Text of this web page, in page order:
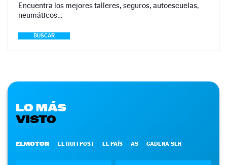
Encuentra los mejores talleres, seguros, autoescuelas,
neumáticos…
BUSCAR
LO MÁS
VISTO
ELMOTOR EL HUFFPOST EL PAÍS AS CADENA SER